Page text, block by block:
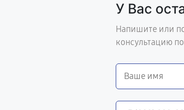
У Вас
Напишите или
консультацию